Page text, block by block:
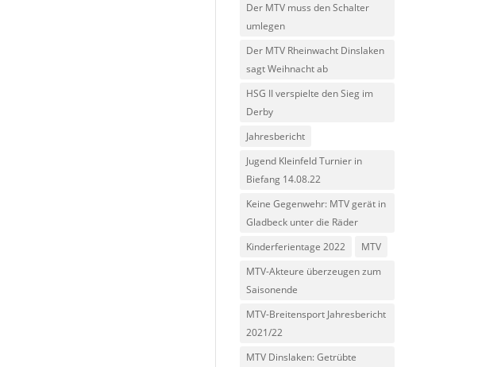
Der MTV muss den Schalter
umlegen
Der MTV Rheinwacht Dinslaken
sagt Weihnacht ab
HSG II verspielte den Sieg im
Derby
Jahresbericht
Jugend Kleinfeld Turnier in
Biefang 14.08.22
Keine Gegenwehr: MTV gerät in
Gladbeck unter die Räder
Kinderferientage 2022
MTV
MTV-Akteure überzeugen zum
Saisonende
MTV-Breitensport Jahresbericht
2021/22
MTV Dinslaken: Getrübte